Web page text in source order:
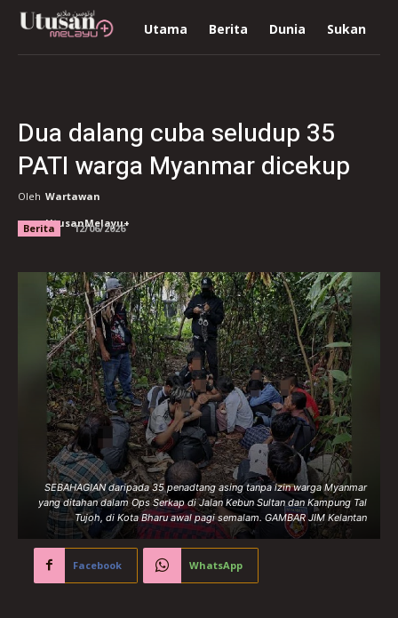
Utama Berita Dunia Sukan
Dua dalang cuba seludup 35
PATI warga Myanmar dicekup
Oleh Wartawan
UtusanMelayu+
Berita 12/06/2026
SEBAHAGIAN daripada 35 penadtang asing tanpa izin warga Myanmar
yang ditahan dalam Ops Serkap di Jalan Kebun Sultan dan Kampung Tal
Tujoh, di Kota Bharu awal pagi semalam. GAMBAR JIM Kelantan
Facebook WhatsApp